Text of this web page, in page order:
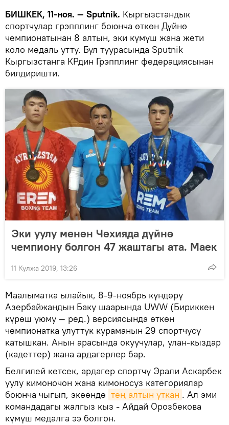
БИШКЕК, 11-ноя. — Sputnik. Кыргызстандык
спортчулар грэпплинг боюнча өткөн Дүйнө
чемпионатынан 8 алтын, эки күмүш жана жети
коло медаль утту. Бул туурасында Sputnik
Кыргызстанга КРдин Грэпплинг федерациясынан
билдиришти.
Эки уулу менен Чехияда дүйнө
чемпиону болгон 47 жаштагы ата. Маек
11 Кулжа 2019, 13:26
Маалыматка ылайык, 8-9-ноябрь күндөрү
Азербайжандын Баку шаарында UWW (Бириккен
күрөш уюму — ред.) версиясында өткөн
чемпионатка улуттук кураманын 29 спортчусу
катышкан. Анын арасында окуучулар, улан-кыздар
(кадеттер) жана ардагерлер бар.
Белгилей кетсек, ардагер спортчу Эрали Аскарбек
уулу кимоночон жана кимоносуз категориялар
боюнча чыгып, экөөндө тең алтын уткан . Ал эми
командадагы жалгыз кыз - Айдай Орозбекова
күмүш медалга ээ болгон.